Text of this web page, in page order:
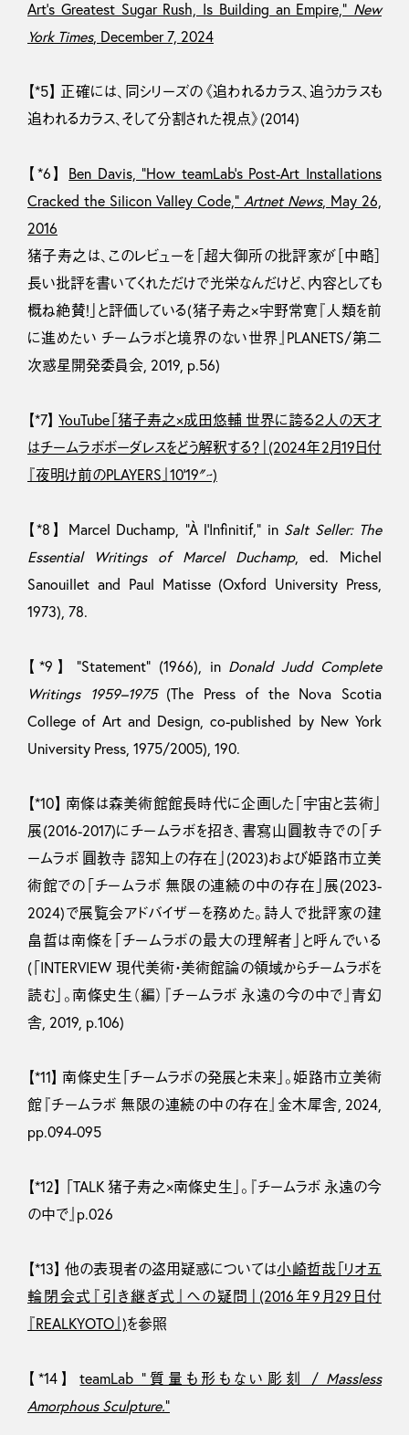
Art’s Greatest Sugar Rush, Is Building an Empire,” New
York Times, December 7, 2024
【*5】 正確には、同シリーズの《追われるカラス、追うカラスも
追われるカラス、そして分割された視点》(2014)
【*6】 Ben Davis, “How teamLab’s Post-Art Installations
Cracked the Silicon Valley Code,” Artnet News, May 26,
2016
猪子寿之は、このレビューを「超大御所の批評家が［中略］
長い批評を書いてくれただけで光栄なんだけど、内容としても
概ね絶賛！」と評価している(猪子寿之×宇野常寛『人類を前
に進めたい チームラボと境界のない世界』PLANETS/第二
次惑星開発委員会, 2019, p.56)
【*7】 YouTube「猪子寿之×成田悠輔 世界に誇る２人の天才
はチームラボボーダレスをどう解釈する？」(2024年2月19日付
『夜明け前のPLAYERS』10’19″~)
【*8】 Marcel Duchamp, “À l’Infinitif,” in Salt Seller: The
Essential Writings of Marcel Duchamp, ed. Michel
Sanouillet and Paul Matisse (Oxford University Press,
1973), 78.
【*9】 “Statement” (1966), in Donald Judd Complete
Writings 1959–1975(The Press of the Nova Scotia
College of Art and Design, co-published by New York
University Press, 1975/2005), 190.
【*10】 南條は森美術館館長時代に企画した「宇宙と芸術」
展(2016-2017)にチームラボを招き、書寫山圓教寺での「チ
ームラボ 圓教寺 認知上の存在」(2023)および姫路市立美
術館での「チームラボ 無限の連続の中の存在」展(2023-
2024)で展覧会アドバイザーを務めた。詩人で批評家の建
畠晢は南條を「チームラボの最大の理解者」と呼んでいる
(「INTERVIEW 現代美術・美術館論の領域からチームラボを
読む」。南條史生（編）『チームラボ 永遠の今の中で』青幻
舎, 2019, p.106)
【*11】 南條史生「チームラボの発展と未来」。姫路市立美術
館『チームラボ 無限の連続の中の存在』金木犀舎, 2024,
pp.094-095
【*12】 「TALK 猪子寿之×南條史生」。『チームラボ 永遠の今
の中で』p.026
【*13】 他の表現者の盗用疑惑については小崎哲哉「リオ五
輪閉会式『引き継ぎ式』への疑問」(2016年9月29日付
『REALKYOTO』)を参照
【*14】teamLab “質量も形もない彫刻 / Massless
Amorphous Sculpture.”